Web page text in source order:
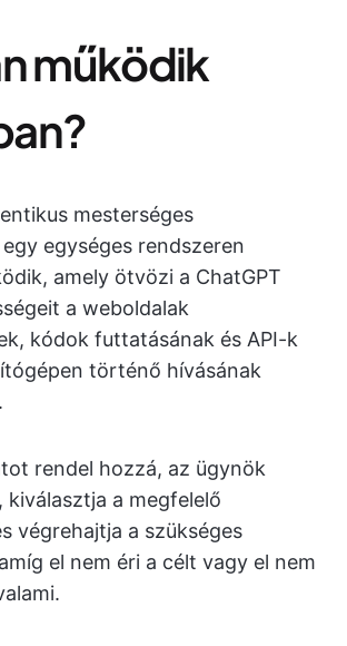
működik
mesterséges
egységes rendszeren
amely ötvözi a ChatGPT
a weboldalak
kódok futtatásának és API-k
történő hívásának
rendel hozzá, az ügynök
kiválasztja a megfelelő
végrehajtja a szükséges
el nem éri a célt vagy el nem